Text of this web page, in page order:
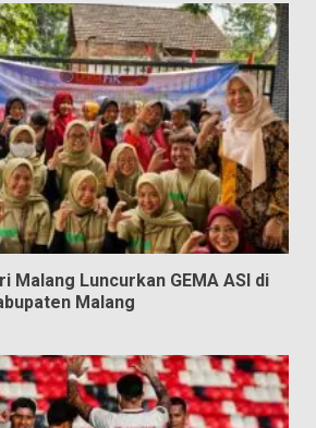
Malang Luncurkan GEMA ASI di
Malang